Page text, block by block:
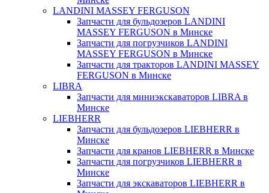
LANDINI MASSEY FERGUSON
Запчасти для бульдозеров LANDINI
MASSEY FERGUSON в Минске
Запчасти для погрузчиков LANDINI
MASSEY FERGUSON в Минске
Запчасти для тракторов LANDINI MASSEY
FERGUSON в Минске
LIBRA
Запчасти для миниэкскаваторов LIBRA в
Минске
LIEBHERR
Запчасти для бульдозеров LIEBHERR в
Минске
Запчасти для кранов LIEBHERR в Минске
Запчасти для погрузчиков LIEBHERR в
Минске
Запчасти для экскаваторов LIEBHERR в